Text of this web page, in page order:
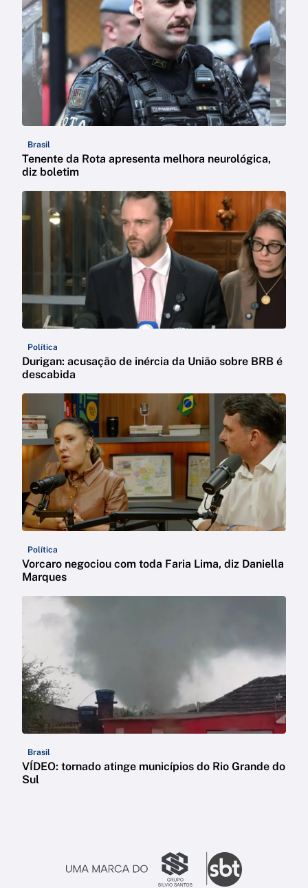
Brasil
Tenente da Rota apresenta melhora neurológica,
diz boletim
Política
Durigan: acusação de inércia da União sobre BRB é
descabida
Política
Vorcaro negociou com toda Faria Lima, diz Daniella
Marques
Brasil
VÍDEO: tornado atinge municípios do Rio Grande do
Sul